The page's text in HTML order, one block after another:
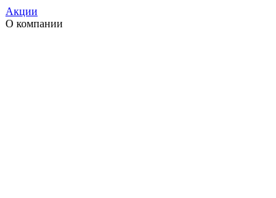
Акции
О компании